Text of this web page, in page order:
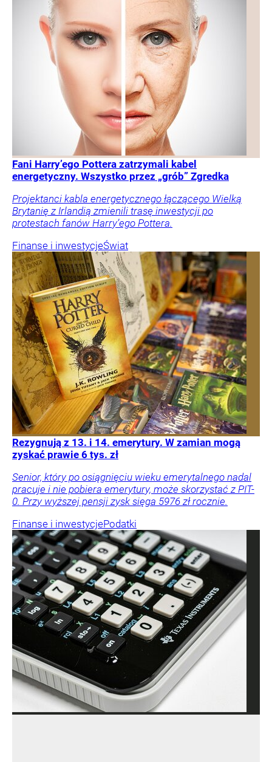
Fani Harry’ego Pottera zatrzymali kabel
energetyczny. Wszystko przez „grób” Zgredka
Projektanci kabla energetycznego łączącego Wielką
Brytanię z Irlandią zmienili trasę inwestycji po
protestach fanów Harry’ego Pottera.
Finanse i inwestycjeŚwiat
Rezygnują z 13. i 14. emerytury. W zamian mogą
zyskać prawie 6 tys. zł
Senior, który po osiągnięciu wieku emerytalnego nadal
pracuje i nie pobiera emerytury, może skorzystać z PIT-
0. Przy wyższej pensji zysk sięga 5976 zł rocznie.
Finanse i inwestycjePodatki